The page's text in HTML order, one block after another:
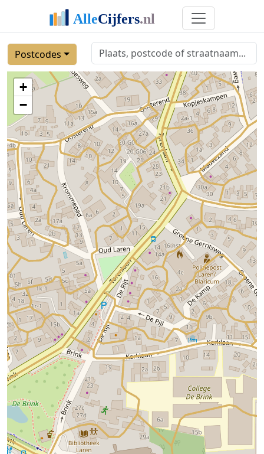
Postcodes
+
−